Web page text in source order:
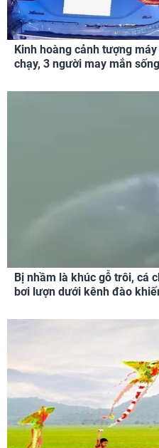
Kinh hoàng cảnh tượng
chạy, 3 người may mắn
Bị nhầm là khúc gỗ trôi, cá
bơi lượn dưới kênh đào